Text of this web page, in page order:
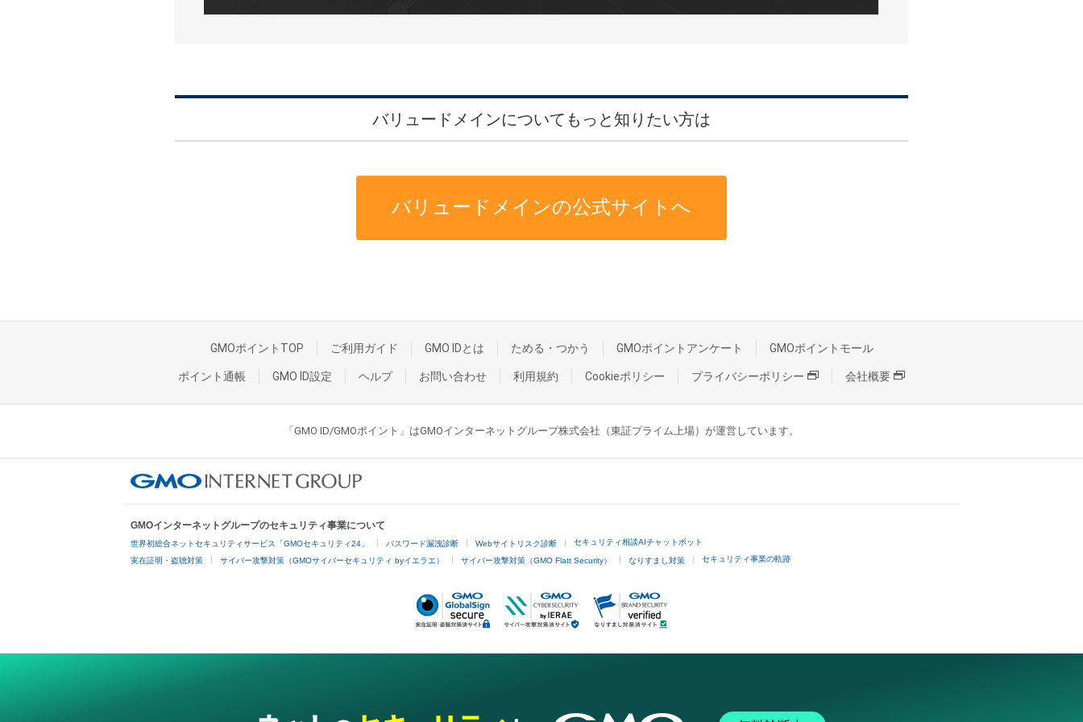
バリュードメインについてもっと知りたい方は
バリュードメインの公式サイトへ
GMOポイントTOP ご利用ガイド GMO IDとは ためる・つかう GMOポイントアンケート GMOポイントモール
ポイント通帳 GMO ID設定 ヘルプ お問い合わせ 利用規約 Cookieポリシー プライバシーポリシー 会社概要
「GMO ID/GMOポイント」はGMOインターネットグループ株式会社（東証プライム上場）が運営しています。
GMOインターネットグループのセキュリティ事業について
世界初総合ネットセキュリティサービス「GMOセキュリティ24」 パスワード漏洩診断 Webサイトリスク診断 セキュリティ相談AIチャットボット
実在証明・盗聴対策 サイバー攻撃対策（GMOサイバーセキュリティ byイエラエ） サイバー攻撃対策（GMO Flatt Security） なりすまし対策 セキュリティ事業の軌跡